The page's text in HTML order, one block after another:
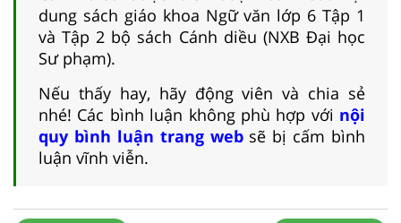
dung sách giáo khoa Ngữ văn lớp 6 Tập 1
và Tập 2 bộ sách Cánh diều (NXB Đại học
Sư phạm).
Nếu thấy hay, hãy động viên và chia sẻ
nhé! Các bình luận không phù hợp với nội
quy bình luận trang websẽ bị cấm bình
luận vĩnh viễn.